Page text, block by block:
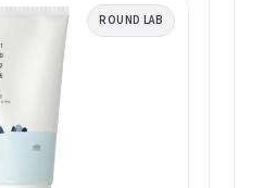
ROUND LAB